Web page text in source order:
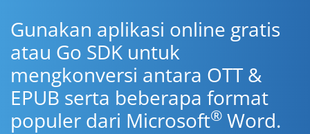
Gunakan aplikasi online gratis
atau Go SDK untuk
mengkonversi antara OTT &
EPUB serta beberapa format
populer dari Microsoft® Word.